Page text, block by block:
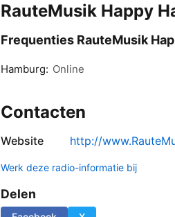
RauteMusik Happy
Frequenties RauteMusik
Hamburg: Online
Contacten
Website http://
Werk deze radio-informatie bij
Delen